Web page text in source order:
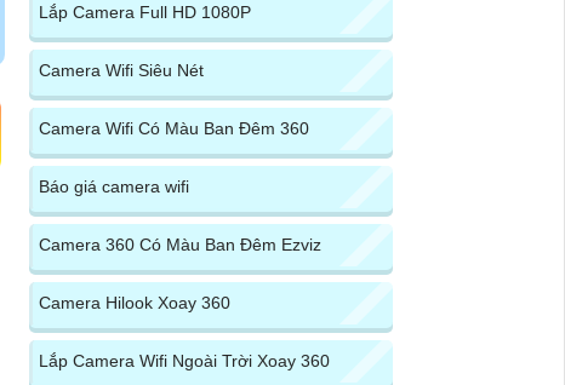
Lắp Camera Full HD 1080P
Camera Wifi Siêu Nét
Camera Wifi Có Màu Ban Đêm 360
Báo giá camera wifi
Camera 360 Có Màu Ban Đêm Ezviz
Camera Hilook Xoay 360
Lắp Camera Wifi Ngoài Trời Xoay 360